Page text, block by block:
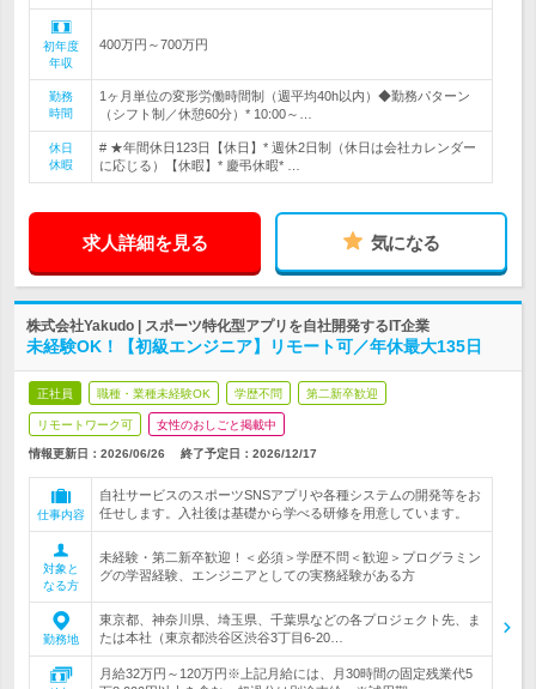
初年度
年収
400万円～700万円
勤務
時間
1ヶ月単位の変形労働時間制（週平均40h以内）◆勤務パターン
（シフト制／休憩60分）* 10:00～…
休日
休暇
# ★年間休日123日【休日】* 週休2日制（休日は会社カレンダー
に応じる）【休暇】* 慶弔休暇* …
求人詳細を見る 気になる
株式会社Yakudo | スポーツ特化型アプリを自社開発するIT企業
未経験OK！【初級エンジニア】リモート可／年休最大135日
正社員 職種・業種未経験OK 学歴不問 第二新卒歓迎
リモートワーク可 女性のおしごと掲載中
情報更新日：2026/06/26 終了予定日： 2026/12/17
仕事内容
自社サービスのスポーツSNSアプリや各種システムの開発等をお
任せします。入社後は基礎から学べる研修を用意しています。
対象と
なる方
未経験・第二新卒歓迎！＜必須＞学歴不問＜歓迎＞プログラミン
グの学習経験、エンジニアとしての実務経験がある方
勤務地
東京都、神奈川県、埼玉県、千葉県などの各プロジェクト先、ま
たは本社（東京都渋谷区渋谷3丁目6-20…
月給32万円～120万円※上記月給には、月30時間の固定残業代5